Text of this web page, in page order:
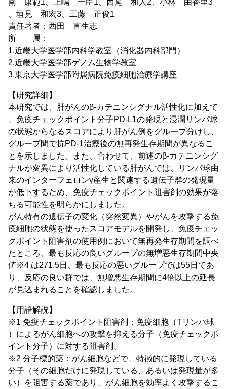
南 康範1、上嶋 一臣1、西尾 和人2、小林 由香里3
、垣見 和宏3、工藤 正俊1
責任著者：西田 直生志
所 属：
1.近畿大学医学部内科学教室（消化器内科部門）
2.近畿大学医学部ゲノム生物学教室
3.東京大学医学部附属病院免疫細胞治療学講座
【研究詳細】
本研究では、肝がんのβ-カテニンシグナル活性化に加えて
、免疫チェックポイント分子PD-L1の発現と浸潤リンパ球
の状態からなるスコアにより肝がん例をグループ分けし、
グループ間で抗PD-1治療後の無再発生存期間が異なるこ
とを示しました。また、合わせて、前述のβ-カテニンシグ
ナルが変異により活性化している肝がんでは、リンパ球由
来のインターフェロンγ産生と関連する遺伝子群の発現量
が低下するため、免疫チェックポイント阻害剤の効果が落
ちる可能性を明らかにしました。
がん特有の遺伝子の変化（突然変異）やがんを攻撃する免
疫細胞の状態を使ったスコアモデルを開発し、免疫チェッ
クポイント阻害剤の使用例において無再発生存期間を調べ
たところ、最も反応の良いグループの無増悪生存期間中央
値※4 は271.5日、最も反応の悪いグループでは55日であ
り、反応の良い群では、無増悪生存期間に4倍以上の延長
が見込まれることを確認しました。
【用語解説】
※1 免疫チェックポイント阻害剤：免疫細胞（Tリンパ球
）によるがん細胞への攻撃を抑える分子（免疫チェックポ
イント分子）に対する阻害剤。
※2 分子標的薬：がん細胞などで、特徴的に発現している
分子（その細胞だけに発現している、あるいは発現量が多
い）を阻害する薬であり、がん細胞を効率よく攻撃するこ